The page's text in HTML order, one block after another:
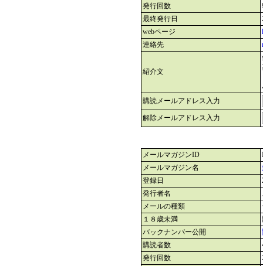
発行回数
最終発行日
webページ
連絡先
紹介文
購読メールアドレス入力
解除メールアドレス入力
メールマガジンID
メールマガジン名
登録日
発行者名
メールの種類
１８歳未満
バックナンバー公開
購読者数
発行回数